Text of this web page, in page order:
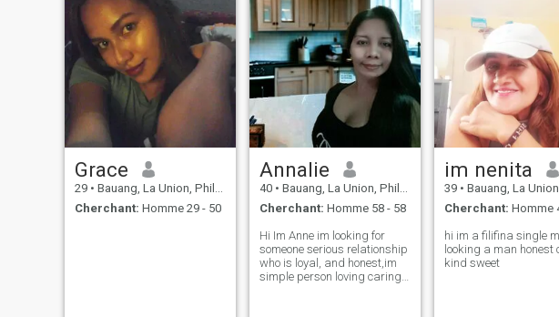
Grace
29 • Bauang, La Union, Philippines
Cherchant: Homme 29 - 50
Annalie
40 • Bauang, La Union, Philippines
Cherchant: Homme 58 - 58
Hi Im Anne im looking for
someone serious relationship
who is loyal, and honest,im
simple person loving caring
im nenita
39 • Bauang, La Union,
Cherchant: Homme
hi im a filifina single
looking a man honest
kind sweet